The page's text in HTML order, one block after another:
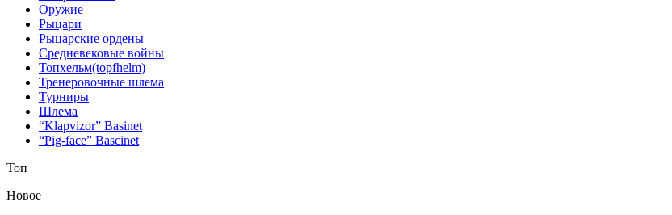
Оружие
Рыцари
Рыцарские ордены
Средневековые войны
Топхельм(topfhelm)
Тренеровочные шлема
Турниры
Шлема
“Klapvizor” Basinet
“Pig-face” Bascinet
Топ
Новое